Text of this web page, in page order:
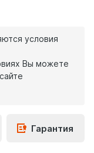
условия
Вы можете
Гарантия